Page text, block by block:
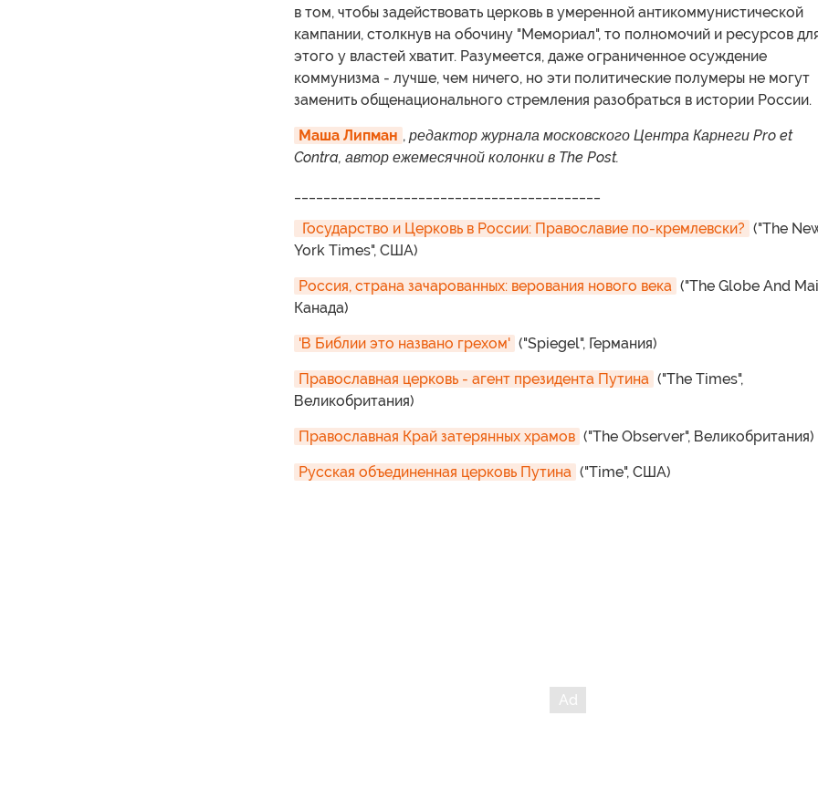
в том, чтобы задействовать церковь в умеренной антикоммунистической
кампании, столкнув на обочину "Мемориал", то полномочий и ресурсов
этого у властей хватит. Разумеется, даже ограниченное осуждение
коммунизма - лучше, чем ничего, но эти политические полумеры не могут
заменить общенационального стремления разобраться в истории России.
Маша Липман , редактор журнала московского Центра Карнеги Pro et
Contra, автор ежемесячной колонки в The Post.
Государство и Церковь в России: Православие по-кремлевски? ("The
York Times", США)
Россия, страна зачарованных: верования нового века ("The Globe And
Канада)
'В Библии это названо грехом' ("Spiegel", Германия)
Православная церковь - агент президента Путина ("The Times",
Великобритания)
Православная Край затерянных храмов ("The Observer", Великобритания)
Русская объединенная церковь Путина ("Time", США)